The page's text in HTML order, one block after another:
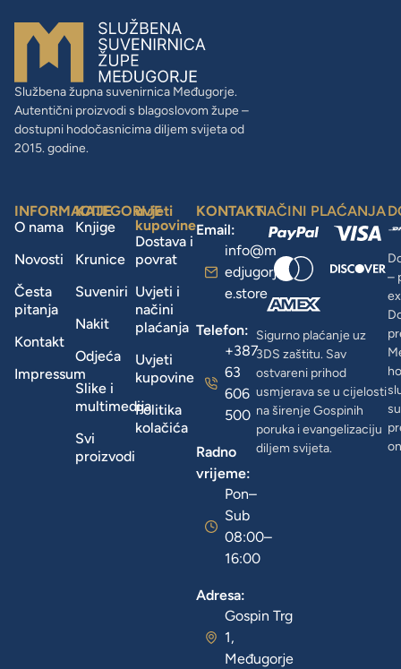
Službena župna suvenirnica Međugorje.
Autentični proizvodi s blagoslovom župe –
dostupni hodočasnicima diljem svijeta od
2015. godine.
INFORMACIJE
O nama
Novosti
Česta
pitanja
Kontakt
Impressum
KATEGORIJE
Knjige
Krunice
Suveniri
Nakit
Odjeća
Slike i
multimedija
Svi
proizvodi
uvjeti
kupovine
Dostava i
povrat
Uvjeti i
načini
plaćanja
Uvjeti
kupovine
Politika
kolačića
KONTAKT
Email:
info@m
edjugorj
e.store
Telefon:
+387
63
606
500
Radno
vrijeme:
Pon–
Sub
08:00–
16:00
Adresa:
Gospin Trg
1,
Međugorje
NAČINI PLAĆANJA
Sigurno plaćanje uz
3DS zaštitu. Sav
ostvareni prihod
usmjerava se u cijelosti
na širenje Gospinih
poruka i evangelizaciju
diljem svijeta.
–